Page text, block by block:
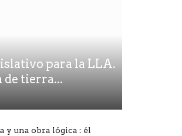
para la LLA.
de tierra...
y una obra lógica : él